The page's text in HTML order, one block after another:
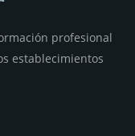
profesional
establecimientos